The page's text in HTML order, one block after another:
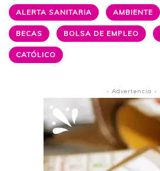
ALERTA SANITARIA AMBIENTE
BECAS BOLSA DE EMPLEO
CATÓLICO
- Advertencia -